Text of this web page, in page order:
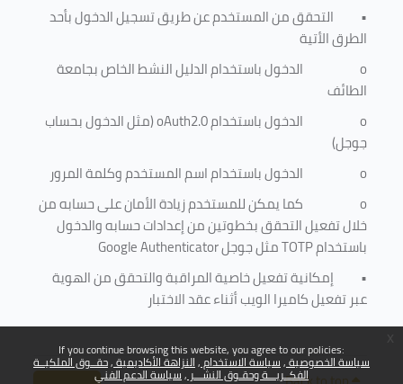
If you continue browsing this website, you agree to our policies:
سياسة الخصوصية سياسة الاستخدام النزاهة الأكاديمية حقــوق الملكيــة
الفكــريـــة وحقـوق النشـــر سياسة الدعم الفني
• التحقق من المستخدم عن طريق تسجيل الدخول بأحد
الطرق الأتية
o
الدخول باستخدام الدليل النشط الخاص بجامعة
الطائف
o
الدخول باستخدامoAuth2.0(مثل الدخول بحساب
جوجل)
o
الدخول باستخدام اسم المستخدم وكلمة المرور
o
كما يمكن للمستخدم زيادة الأمان على حسابه من
خلال تفعيل التحقق بخطوتين من إعدادات حسابه والدخول
باستخدامTOTPمثل جوجلGoogle Authenticator
• إمكانية تفعيل خاصية المراقبة والتحقق من الهوية
عبر تفعيل كاميرا الويب أثناء عقد الاختبار